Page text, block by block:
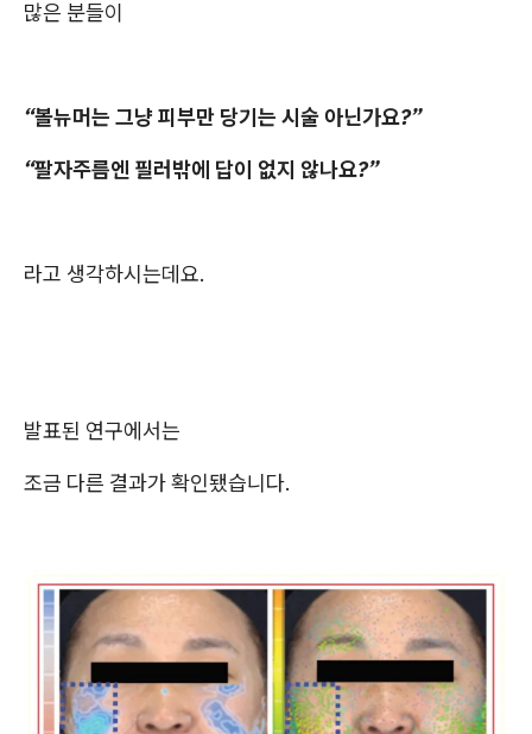
많은 분들이
“볼뉴머는 그냥 피부만 당기는 시술 아닌가요?”
“팔자주름엔 필러밖에 답이 없지 않나요?”
라고 생각하시는데요.
발표된 연구에서는
조금 다른 결과가 확인됐습니다.